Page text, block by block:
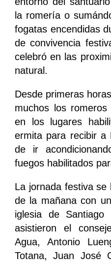
la romería o
fogatas encendidas
de convivencia
celebró en las
natural.
Desde primeras
muchos los
en los lugares
ermita para recibir
de ir
fuegos habilitados
La jornada festiva se
de la mañana con
iglesia de
asistieron el
Agua, Antonio
Totana, Juan José